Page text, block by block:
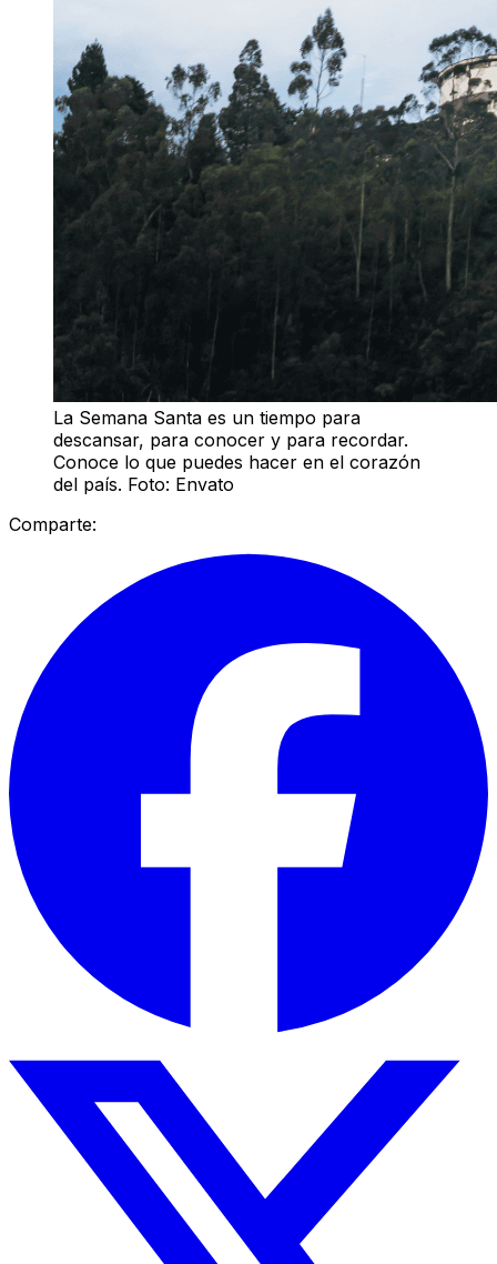
La Semana Santa es un tiempo para
descansar, para conocer y para recordar.
Conoce lo que puedes hacer en el corazón
del país. Foto: Envato
Comparte: